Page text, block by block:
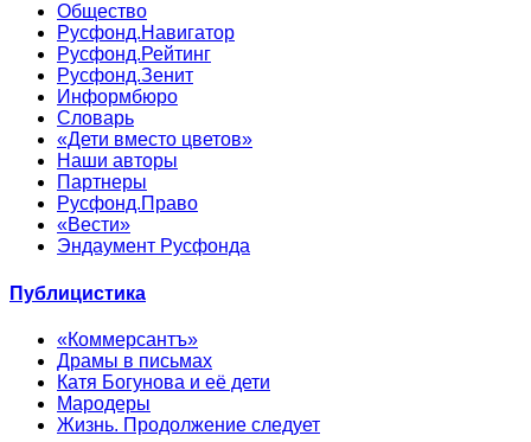
Общество
Русфонд.Навигатор
Русфонд.Рейтинг
Русфонд.Зенит
Информбюро
Словарь
«Дети вместо цветов»
Наши авторы
Партнеры
Русфонд.Право
«Вести»
Эндаумент Русфонда
Публицистика
«Коммерсантъ»
Драмы в письмах
Катя Богунова и её дети
Мародеры
Жизнь. Продолжение следует